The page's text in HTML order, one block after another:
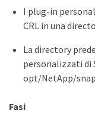
I plug-in
CRL in una
La directory
personalizzati di
opt/NetApp/
Fasi